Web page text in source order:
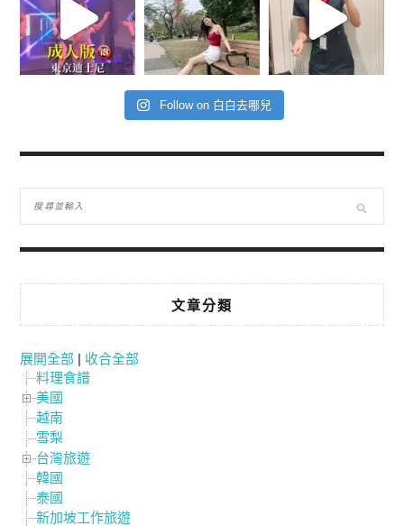
Follow on 白白去哪兒
文章分類
展開全部 | 收合全部
料理食譜
美國
越南
雪梨
台灣旅遊
韓國
泰國
新加坡工作旅遊